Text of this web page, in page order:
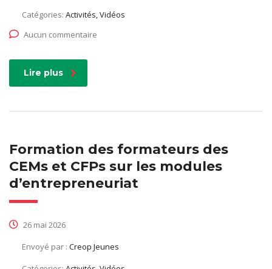
Catégories: Activités, Vidéos
Aucun commentaire
Lire plus
Formation des formateurs des
CEMs et CFPs sur les modules
d’entrepreneuriat
26 mai 2026
Envoyé par : Creop Jeunes